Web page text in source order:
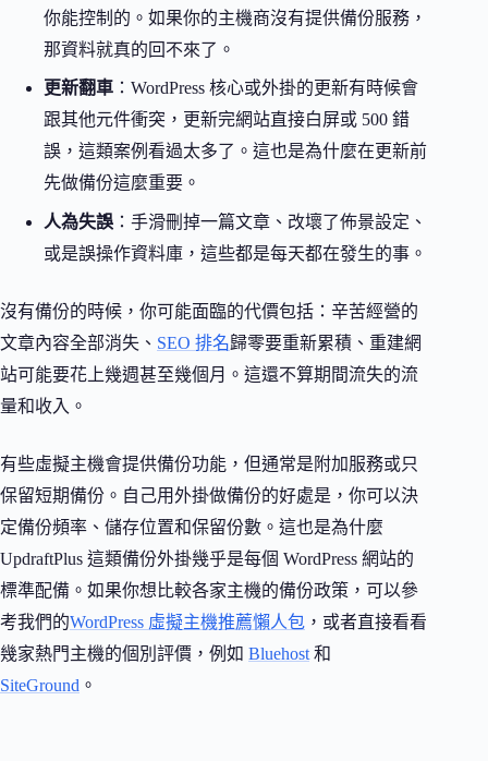
你能控制的。如果你的主機商沒有提供備份服務，
那資料就真的回不來了。
更新翻車 ：WordPress 核心或外掛的更新有時候會
跟其他元件衝突，更新完網站直接白屏或 500 錯
誤，這類案例看過太多了。這也是為什麼在更新前
先做備份這麼重要。
人為失誤 ：手滑刪掉一篇文章、改壞了佈景設定、
或是誤操作資料庫，這些都是每天都在發生的事。
沒有備份的時候，你可能面臨的代價包括：辛苦經營的
文章內容全部消失、 SEO 排名歸零要重新累積、重建網
站可能要花上幾週甚至幾個月。這還不算期間流失的流
量和收入。
有些虛擬主機會提供備份功能，但通常是附加服務或只
保留短期備份。自己用外掛做備份的好處是，你可以決
定備份頻率、儲存位置和保留份數。這也是為什麼
UpdraftPlus 這類備份外掛幾乎是每個 WordPress 網站的
標準配備。如果你想比較各家主機的備份政策，可以參
考我們的WordPress 虛擬主機推薦懶人包 ，或者直接看看
幾家熱門主機的個別評價，例如 Bluehost 和
SiteGround 。